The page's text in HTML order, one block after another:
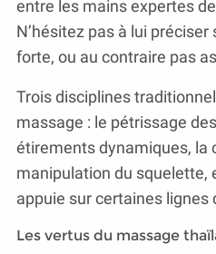
entre les mains expertes
N’hésitez pas à lui
forte, ou au contraire pas
Trois disciplines
massage : le pétrissage
étirements dynamiques, la
manipulation du squelette,
appuie sur certaines lignes
Les vertus du massage